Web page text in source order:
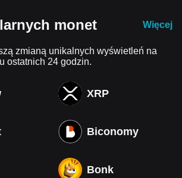
monet Więcej
zmianą unikalnych wyświetleń na
ostatnich 24 godzin.
XRP
Biconomy
Bonk